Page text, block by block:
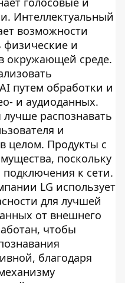
Интеллектуальный
возможности
физические и
окружающей среде.
путем обработки и
и аудиоданных.
распознавать
и
целом. Продукты с
поскольку
подключения к сети.
LG использует
для лучшей
от внешнего
чтобы
благодаря